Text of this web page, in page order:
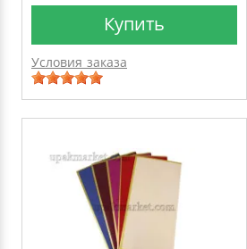
Купить
Условия заказа